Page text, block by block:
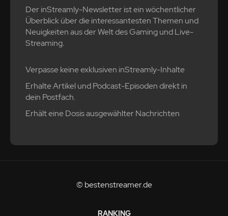
Der inStreamly-Newsletter ist ein wöchentlicher
Überblick über die interessantesten Themen und
Neuigkeiten aus der Welt des Gaming und Live-
Streaming.
Verpasse keine exklusiven inStreamly-Inhalte
Erhalte Artikel und Podcast-Episoden direkt in
dein Postfach.
Erhält eine Dosis ausgewählter Nachrichten
© bestenstreamer.de
RANKING